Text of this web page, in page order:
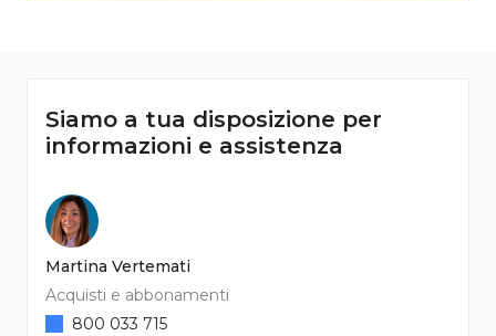
Siamo a tua disposizione per
informazioni e assistenza
Martina Vertemati
Acquisti e abbonamenti
800 033 715